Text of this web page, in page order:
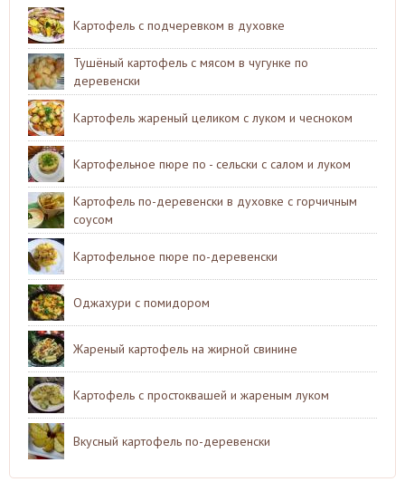
Картофель с подчеревком в духовке
Тушёный картофель с мясом в чугунке по
деревенски
Картофель жареный целиком с луком и чесноком
Картофельное пюре по - сельски с салом и луком
Картофель по-деревенски в духовке с горчичным
соусом
Картофельное пюре по-деревенски
Оджахури с помидором
Жареный картофель на жирной свинине
Картофель с простоквашей и жареным луком
Вкусный картофель по-деревенски